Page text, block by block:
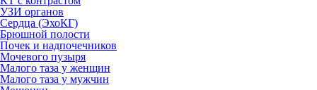
УЗИ органов
Сердца (ЭхоКГ)
Брюшной полости
Почек и надпочечников
Мочевого пузыря
Малого таза у женщин
Малого таза у мужчин